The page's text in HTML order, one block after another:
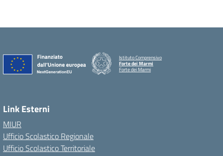
Istituto Comprensivo
Forte dei Marmi
Forte dei Marmi
Link Esterni
MIUR
Ufficio Scolastico Regionale
Ufficio Scolastico Territoriale